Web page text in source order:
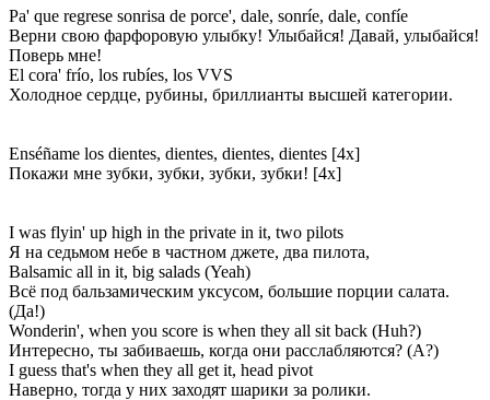
Pa' que regrese sonrisa de porce', dale, sonríe, dale, confíe
Верни свою фарфоровую улыбку! Улыбайся! Давай, улыбайся!
Поверь мне!
El cora' frío, los rubíes, los VVS
Холодное сердце, рубины, бриллианты высшей категории.
Enséñame los dientes, dientes, dientes, dientes [4x]
Покажи мне зубки, зубки, зубки, зубки! [4x]
I was flyin' up high in the private in it, two pilots
Я на седьмом небе в частном джете, два пилота,
Balsamic all in it, big salads (Yeah)
Всё под бальзамическим уксусом, большие порции салата.
(Да!)
Wonderin', when you score is when they all sit back (Huh?)
Интересно, ты забиваешь, когда они расслабляются? (А?)
I guess that's when they all get it, head pivot
Наверно, тогда у них заходят шарики за ролики.